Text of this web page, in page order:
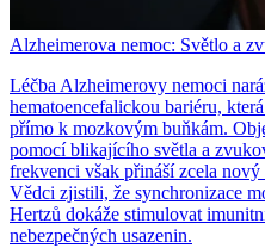
Alzheimerova nemoc: Světlo a
Léčba Alzheimerovy nemoci
hematoencefalickou bariéru,
přímo k mozkovým buňkám.
pomocí blikajícího světla a
frekvenci však přináší zcela nový
Vědci zjistili, že synchronizace
Hertzů dokáže stimulovat
nebezpečných usazenin.